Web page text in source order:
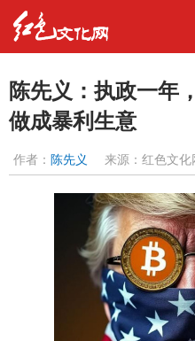
陈先义：执政一年
做成暴利生意
作者： 陈先义 来源：红色文化